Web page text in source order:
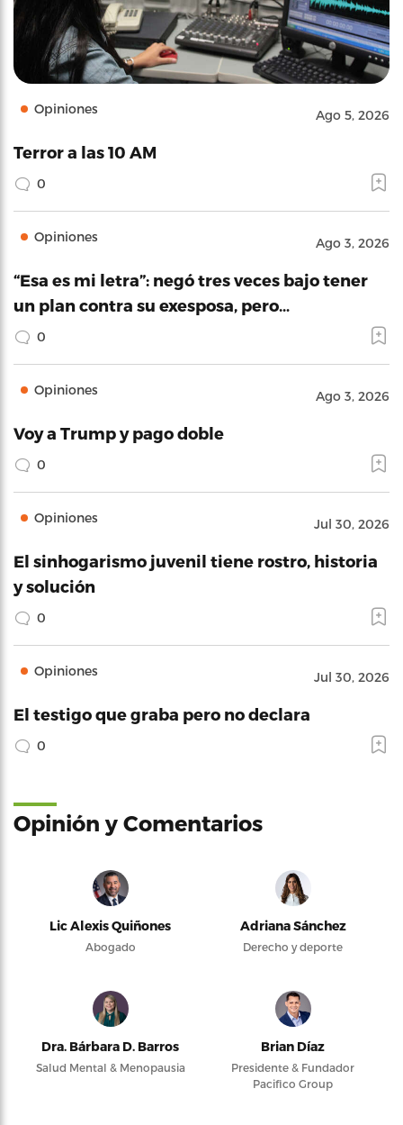
Opiniones Ago 5, 2026
Terror a las 10 AM
0
Opiniones Ago 3, 2026
“Esa es mi letra”: negó tres veces bajo tener
un plan contra su exesposa, pero…
0
Opiniones Ago 3, 2026
Voy a Trump y pago doble
0
Opiniones Jul 30, 2026
El sinhogarismo juvenil tiene rostro, historia
y solución
0
Opiniones Jul 30, 2026
El testigo que graba pero no declara
0
Opinión y Comentarios
Lic Alexis Quiñones
Abogado
Adriana Sánchez
Derecho y deporte
Dra. Bárbara D. Barros
Salud Mental & Menopausia
Brian Díaz
Presidente & Fundador
Pacifico Group